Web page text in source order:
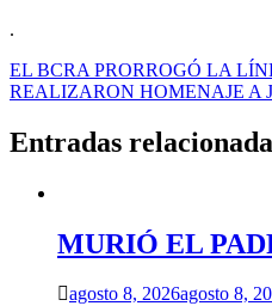
.
Navegación
de
entradas
EL BCRA PRORROGÓ LA
REALIZARON HOMENAJE A
Entradas
MURIÓ EL
agosto 8, 2026agosto 8,